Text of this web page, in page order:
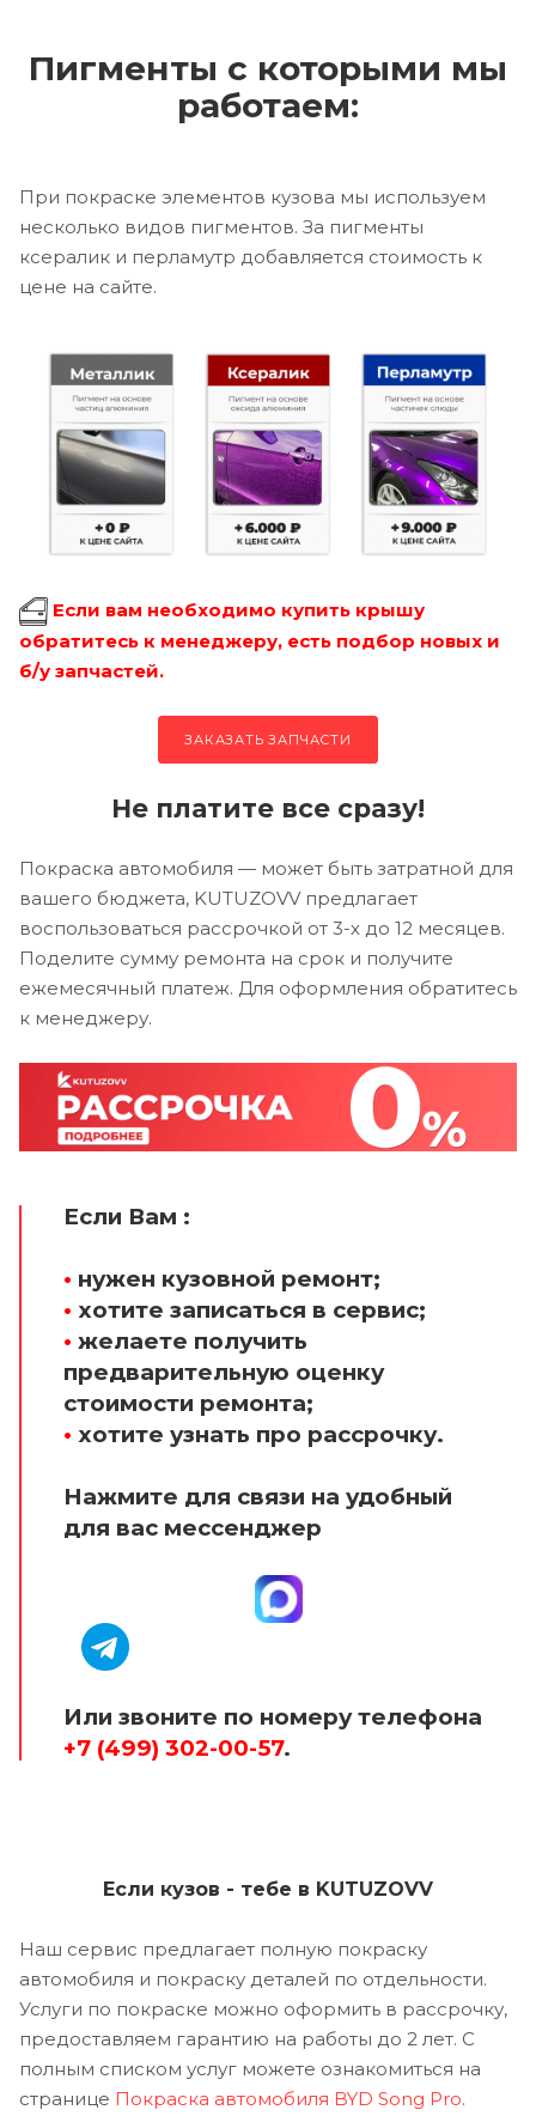
Пигменты с которыми мы
работаем:
При покраске элементов кузова мы используем
несколько видов пигментов. За пигменты
ксералик и перламутр добавляется стоимость к
цене на сайте.
Если вам необходимо купить крышу
обратитесь к менеджеру, есть подбор новых и
б/у запчастей.
ЗАКАЗАТЬ ЗАПЧАСТИ
Не платите все сразу!
Покраска автомобиля — может быть затратной для
вашего бюджета, KUTUZOVV предлагает
воспользоваться рассрочкой от 3-х до 12 месяцев.
Поделите сумму ремонта на срок и получите
ежемесячный платеж. Для оформления обратитесь
к менеджеру.
Если Вам :
• нужен кузовной ремонт;
• хотите записаться в сервис;
• желаете получить
предварительную оценку
стоимости ремонта;
• хотите узнать про рассрочку.
Нажмите для связи на удобный
для вас мессенджер
Или звоните по номеру телефона
+7 (499) 302-00-57.
Если кузов - тебе в KUTUZOVV
Наш сервис предлагает полную покраску
автомобиля и покраску деталей по отдельности.
Услуги по покраске можно оформить в рассрочку,
предоставляем гарантию на работы до 2 лет. С
полным списком услуг можете ознакомиться на
странице Покраска автомобиля BYD Song Pro.